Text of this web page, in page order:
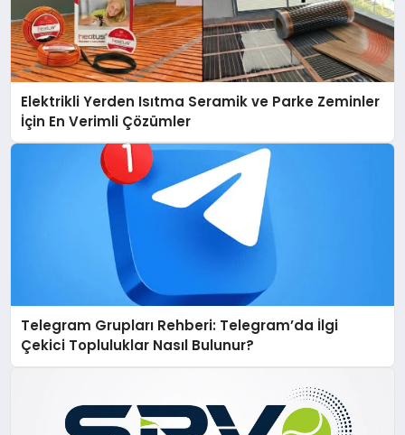
Elektrikli Yerden Isıtma Seramik ve Parke Zeminler
İçin En Verimli Çözümler
Telegram Grupları Rehberi: Telegram’da İlgi
Çekici Topluluklar Nasıl Bulunur?